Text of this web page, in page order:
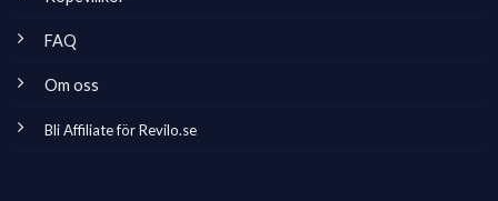
FAQ
Om oss
Bli Affiliate för Revilo.se